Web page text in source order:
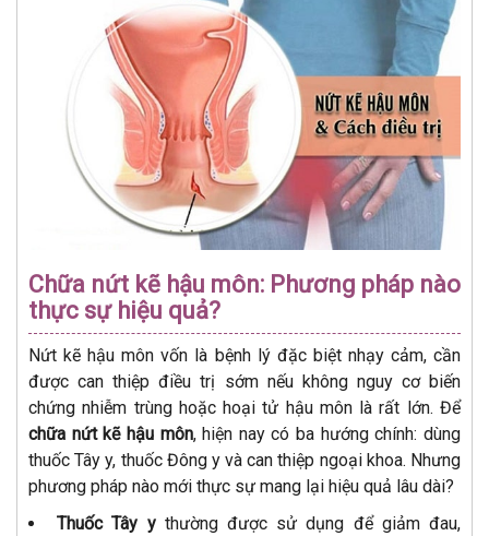
Chữa nứt kẽ hậu môn: Phương pháp nào
thực sự hiệu quả?
Nứt kẽ hậu môn vốn là bệnh lý đặc biệt nhạy cảm, cần
được can thiệp điều trị sớm nếu không nguy cơ biến
chứng nhiễm trùng hoặc hoại tử hậu môn là rất lớn. Để
chữa nứt kẽ hậu môn, hiện nay có ba hướng chính: dùng
thuốc Tây y, thuốc Đông y và can thiệp ngoại khoa. Nhưng
phương pháp nào mới thực sự mang lại hiệu quả lâu dài?
Thuốc Tây ythường được sử dụng để giảm đau,